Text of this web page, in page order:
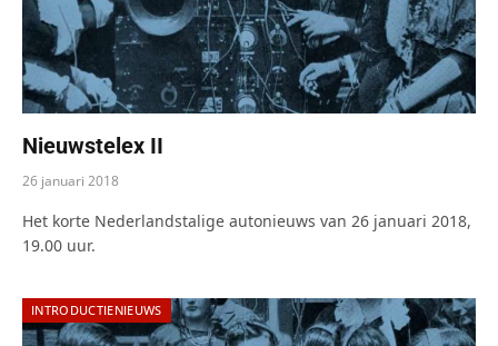
Nieuwstelex II
26 januari 2018
Het korte Nederlandstalige autonieuws van 26 januari 2018,
19.00 uur.
INTRODUCTIENIEUWS